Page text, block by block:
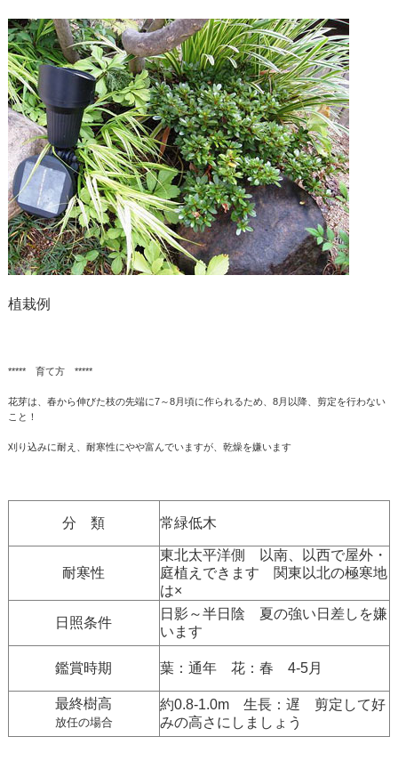
植栽例
***** 育て方 *****
花芽は、春から伸びた枝の先端に7～8月頃に作られるため、8月以降、剪定を行わない
こと！
刈り込みに耐え、耐寒性にやや富んでいますが、乾燥を嫌います
分 類 常緑低木
耐寒性
東北太平洋側 以南、以西で屋外・
庭植えできます 関東以北の極寒地
は×
日照条件
日影～半日陰 夏の強い日差しを嫌
います
鑑賞時期 葉：通年 花：春 4-5月
最終樹高
放任の場合
約0.8-1.0m 生長：遅 剪定して好
みの高さにしましょう